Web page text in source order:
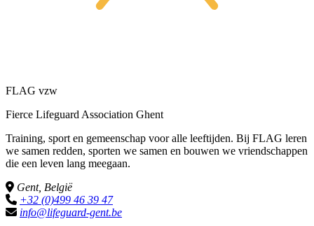
FLAG vzw
Fierce Lifeguard Association Ghent
Training, sport en gemeenschap voor alle leeftijden. Bij FLAG leren
we samen redden, sporten we samen en bouwen we vriendschappen
die een leven lang meegaan.
Gent, België
+32 (0)499 46 39 47
info@lifeguard-gent.be